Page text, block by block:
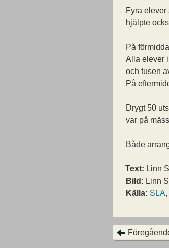
Fyra
hjälpte
På
Alla elever
och tusen
På
Drygt 50
var på
Både
Text: Linn S
Bild: Linn S
Källa: SLA